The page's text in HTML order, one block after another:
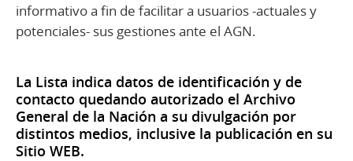
informativo a fin de facilitar a usuarios -actuales y
potenciales- sus gestiones ante el AGN.
La Lista indica datos de identificación y de
contacto quedando autorizado el Archivo
General de la Nación a su divulgación por
distintos medios, inclusive la publicación en su
Sitio WEB.